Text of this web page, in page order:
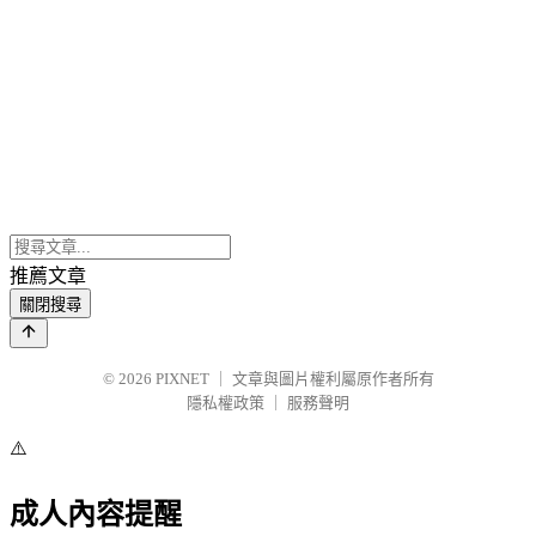
推薦文章
關閉搜尋
© 2026 PIXNET
文章與圖片權利屬原作者所有
隱私權政策
服務聲明
⚠️
成人內容提醒